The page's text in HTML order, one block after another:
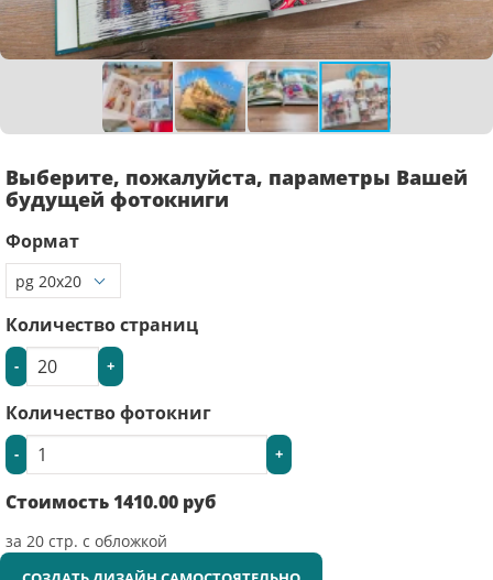
Выберите, пожалуйста, параметры Вашей
будущей фотокниги
Формат
Количество страниц
- +
Количество фотокниг
- +
Стоимость1410.00 руб
за 20 стр. с обложкой